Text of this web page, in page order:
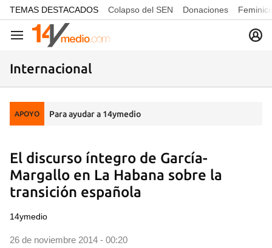
common.go-to-content
TEMAS DESTACADOS Colapso del SEN Donaciones
Navegación
Internacional
APOYO Para ayudar a 14ymedio
El discurso íntegro de García-
Margallo en La Habana sobre la
transición española
14ymedio
26 de noviembre 2014 - 00:20